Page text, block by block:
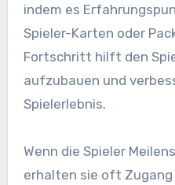
indem es
Spieler-Karten oder
Fortschritt hilft den
aufzubauen und
Spielerlebnis.
Wenn die Spieler
erhalten sie oft